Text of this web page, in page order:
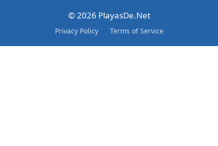
© 2026 PlayasDe.Net
Privacy Policy Terms of Service